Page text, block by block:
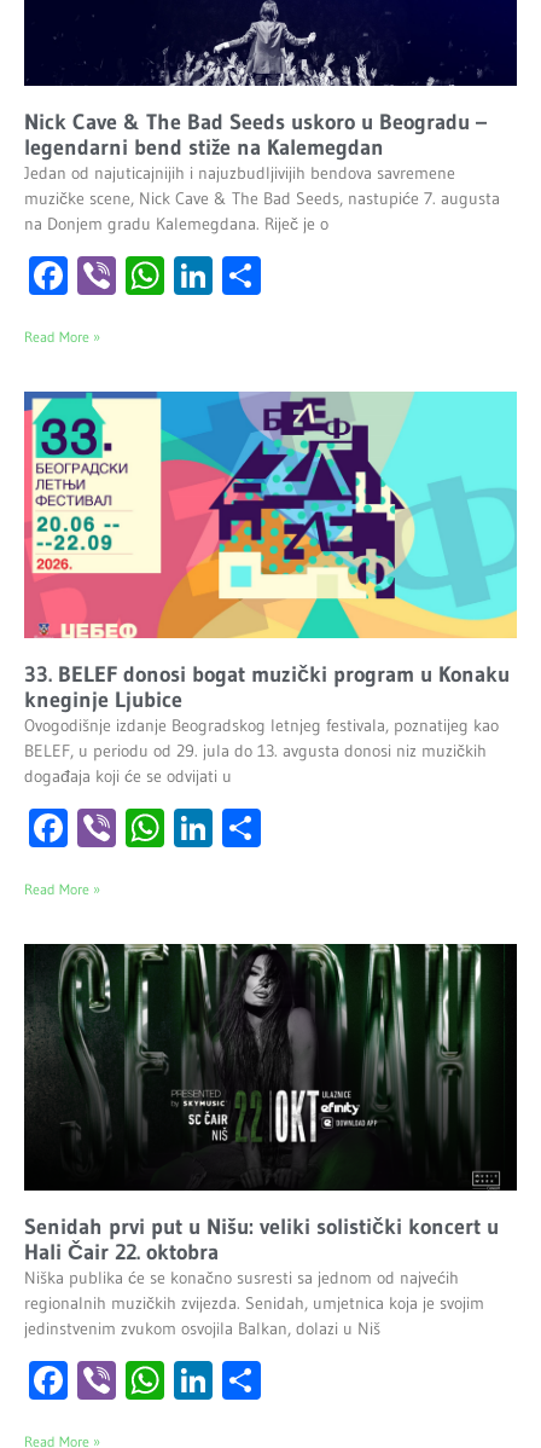
Nick Cave & The Bad Seeds uskoro u Beogradu –
legendarni bend stiže na Kalemegdan
Jedan od najuticajnijih i najuzbudljivijih bendova savremene
muzičke scene, Nick Cave & The Bad Seeds, nastupiće 7. augusta
na Donjem gradu Kalemegdana. Riječ je o
Facebook
ViberWhatsApp
LinkedIn
Read More »
33. BELEF donosi bogat muzički program u Konaku
kneginje Ljubice
Ovogodišnje izdanje Beogradskog letnjeg festivala, poznatijeg kao
BELEF, u periodu od 29. jula do 13. avgusta donosi niz muzičkih
događaja koji će se odvijati u
Facebook
ViberWhatsApp
LinkedIn
Read More »
Senidah prvi put u Nišu: veliki solistički koncert u
Hali Čair 22. oktobra
Niška publika će se konačno susresti sa jednom od najvećih
regionalnih muzičkih zvijezda. Senidah, umjetnica koja je svojim
jedinstvenim zvukom osvojila Balkan, dolazi u Niš
Facebook
ViberWhatsApp
LinkedIn
Read More »